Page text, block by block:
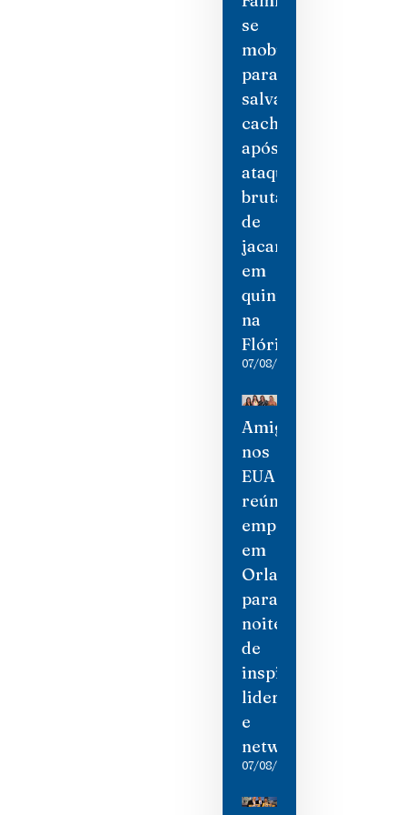
se
mobiliza
para
salvar
cachorro
após
ataque
brutal
de
jacaré
em
quintal
na
Flórida
07/08/2026
Amigas
nos
EUA
reúne
empresárias
em
Orlando
para
noite
de
inspiração,
liderança
e
networking
07/08/2026